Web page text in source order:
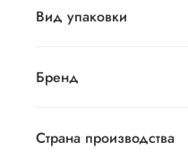
Вид упаковки
Бренд
Страна производства